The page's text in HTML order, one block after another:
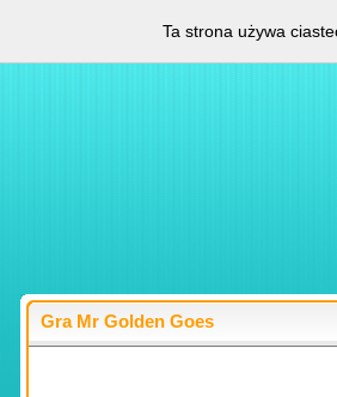
Gra Mr Golden Goes
Ta strona używa